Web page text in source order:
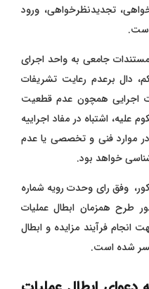
تجدیدنظرخواهی، ورود
است.
مستندات جامعی به واحد اجرای
دال برعدم رعایت تشریفات
اجرایی همچون عدم قطعیت
علیه، اشتباه در مفاد اجراییه
در موارد فنی و تخصصی یا عدم
خواهد بود.
وفق رای وحدت رویه شماره
طرح همزمان ابطال عملیات
فرآیند مزایده و ابطال
شده است.